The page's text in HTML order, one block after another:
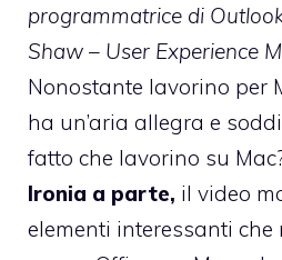
programmatrice di
Shaw – User Experience
Nonostante lavorino per
ha un’aria allegra e
fatto che lavorino su
Ironia a parte, il video
elementi interessanti